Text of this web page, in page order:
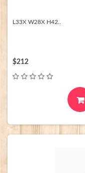
L33X W28X H42..
$212